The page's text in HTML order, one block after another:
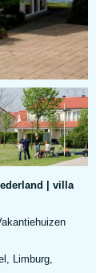
| villa
Limburg,